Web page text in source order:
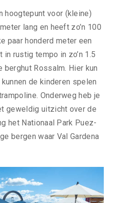
hoogtepunt voor (kleine)
lang en heeft zo’n 100
paar honderd meter een
rustig tempo in zo’n 1.5
berghut Rossalm. Hier kun
de kinderen spelen
Onderweg heb je
geweldig uitzicht over de
het Nationaal Park Puez-
bergen waar Val Gardena